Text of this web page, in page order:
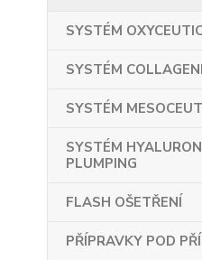
SYSTÉM
SYSTÉM
SYSTÉM
SYSTÉM
PLUMPING
FLASH OŠETŘENÍ
PŘÍPRAVKY POD